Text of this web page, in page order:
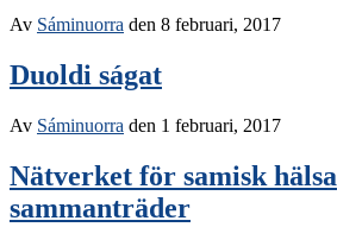
Av Sáminuorra den 8 februari, 2017
Duoldi ságat
Av Sáminuorra den 1 februari, 2017
Nätverket för samisk hälsa
sammanträder